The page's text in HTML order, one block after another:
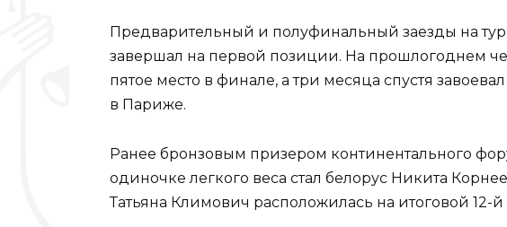
Предварительный и полуфинальный заезды на
завершал на первой позиции. На прошлогоднем
пятое место в финале, а три месяца спустя
в Париже.
Ранее бронзовым призером континентального
одиночке легкого веса стал белорус Никита
Татьяна Климович расположилась на итоговой